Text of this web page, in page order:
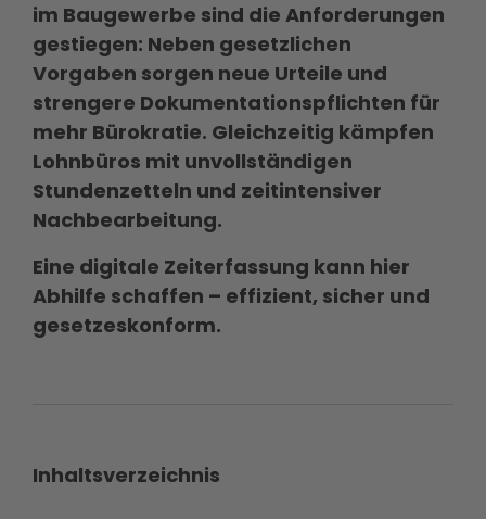
im Baugewerbe sind die Anforderungen
gestiegen: Neben gesetzlichen
Vorgaben sorgen neue Urteile und
strengere Dokumentationspflichten für
mehr Bürokratie. Gleichzeitig kämpfen
Lohnbüros mit unvollständigen
Stundenzetteln und zeitintensiver
Nachbearbeitung.
Eine digitale Zeiterfassung kann hier
Abhilfe schaffen – effizient, sicher und
gesetzeskonform.
Inhaltsverzeichnis